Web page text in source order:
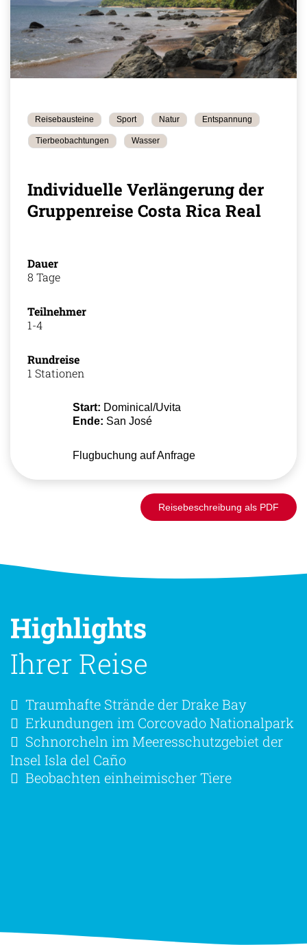
Reisebausteine Sport Natur Entspannung
Tierbeobachtungen Wasser
Individuelle Verlängerung der
Gruppenreise Costa Rica Real
Dauer
8 Tage
Teilnehmer
1-4
Rundreise
1 Stationen
Start: Dominical/Uvita
Ende: San José
Flugbuchung auf Anfrage
Reisebeschreibung als PDF
Highlights
Ihrer Reise
Traumhafte Strände der Drake Bay
Erkundungen im Corcovado Nationalpark
Schnorcheln im Meeresschutzgebiet der
Insel Isla del Caño
Beobachten einheimischer Tiere